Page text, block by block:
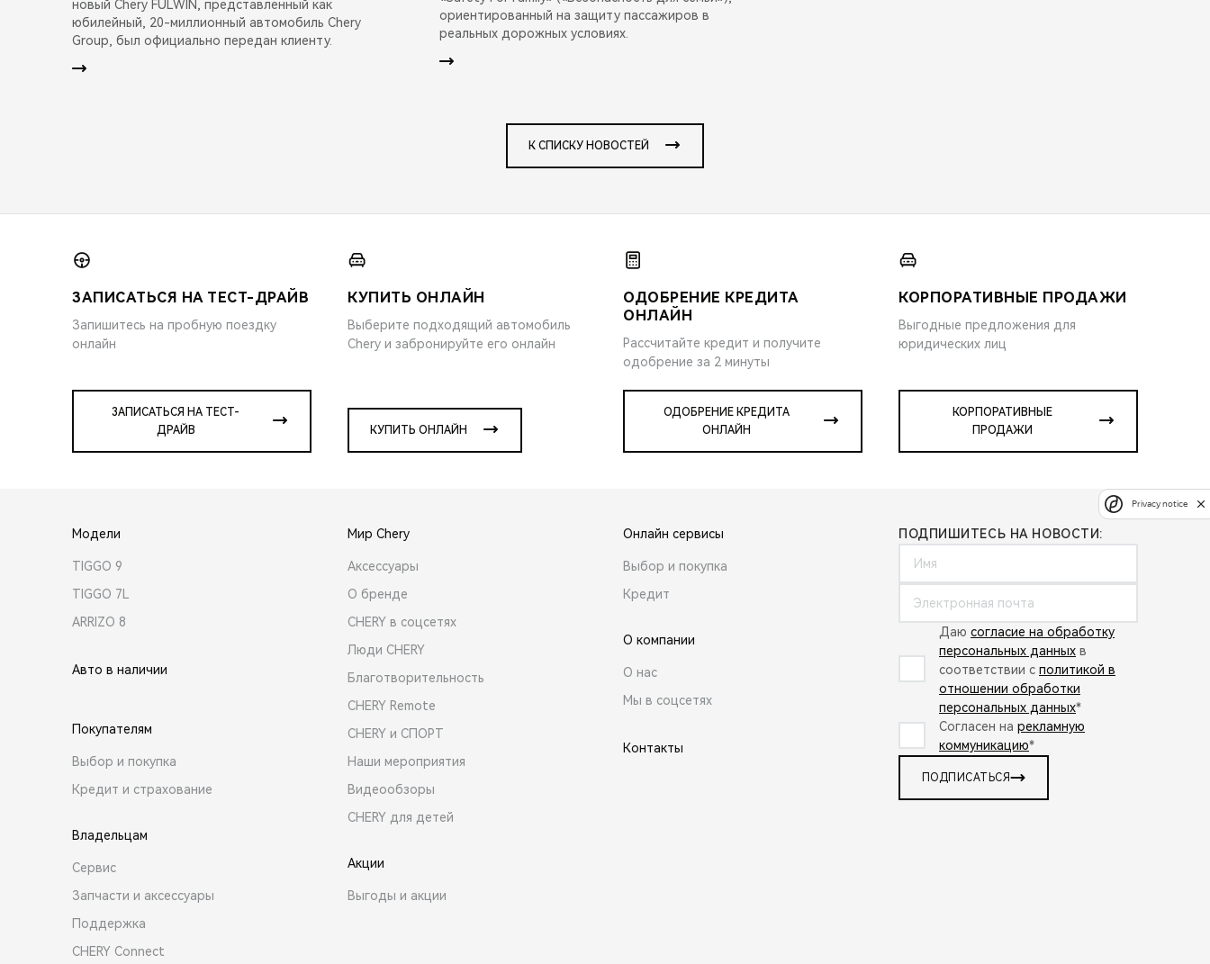
новый Chery FULWIN, представленный как
юбилейный, 20-миллионный автомобиль Chery
Group, был официально передан клиенту.
ориентированный на защиту пассажиров в
реальных дорожных условиях.
К СПИСКУ НОВОСТЕЙ
ЗАПИСАТЬСЯ НА ТЕСТ-ДРАЙВ
Запишитесь на пробную поездку
онлайн
ЗАПИСАТЬСЯ НА ТЕСТ-
ДРАЙВ
КУПИТЬ ОНЛАЙН
Выберите подходящий автомобиль
Chery и забронируйте его онлайн
КУПИТЬ ОНЛАЙН
ОДОБРЕНИЕ КРЕДИТА
ОНЛАЙН
Рассчитайте кредит и получите
одобрение за 2 минуты
ОДОБРЕНИЕ КРЕДИТА
ОНЛАЙН
КОРПОРАТИВНЫЕ ПРОДАЖИ
Выгодные предложения для
юридических лиц
КОРПОРАТИВНЫЕ
ПРОДАЖИ
Модели
TIGGO 9
TIGGO 7L
ARRIZO 8
Авто в наличии
Покупателям
Выбор и покупка
Кредит и страхование
Владельцам
Сервис
Запчасти и аксессуары
Поддержка
CHERY Connect
Мир Chery
Аксессуары
О бренде
CHERY в соцсетях
Люди CHERY
Благотворительность
CHERY Remote
CHERY и СПОРТ
Наши мероприятия
Видеообзоры
CHERY для детей
Акции
Выгоды и акции
Онлайн сервисы
Выбор и покупка
Кредит
О компании
О нас
Мы в соцсетях
Контакты
ПОДПИШИТЕСЬ НА НОВОСТИ:
Даю согласие на обработку
персональных данных в
соответствии с политикой в
отношении обработки
персональных данных*
Согласен на рекламную
коммуникацию*
ПОДПИСАТЬСЯ
Privacy notice